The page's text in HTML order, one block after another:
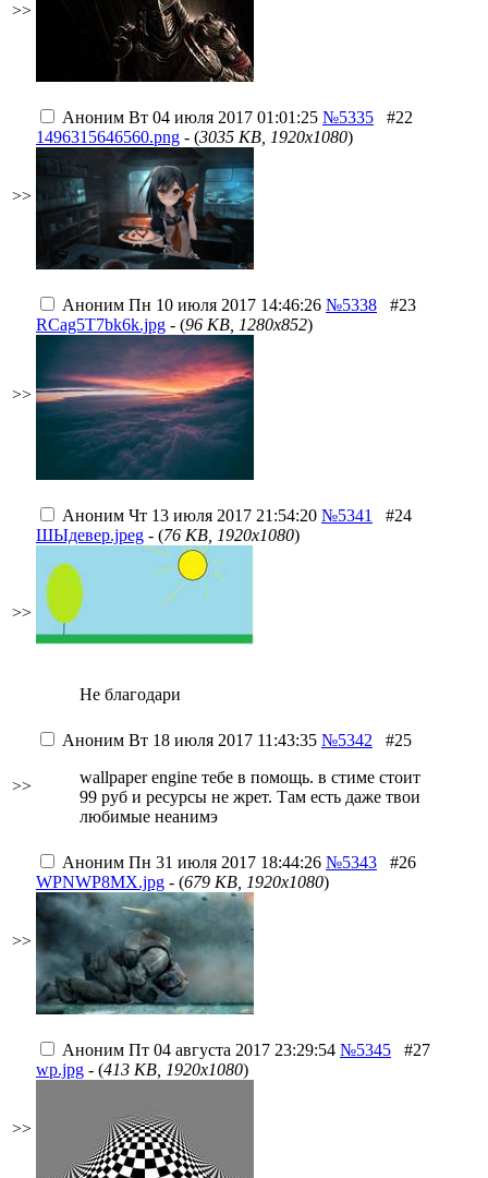
>>
>>
Аноним Вт 04 июля 2017 01:01:25 №5335
#22
1496315646560.png - (3035 KB, 1920x1080)
>>
Аноним Пн 10 июля 2017 14:46:26 №5338
#23
RCag5T7bk6k.jpg - (96 KB, 1280x852)
>>
Аноним Чт 13 июля 2017 21:54:20 №5341
#24
ШЫдевер.jpeg - (76 KB, 1920x1080)
Не благодари
>>
Аноним Вт 18 июля 2017 11:43:35 №5342
#25
wallpaper engine тебе в помощь. в стиме стоит
99 руб и ресурсы не жрет. Там есть даже твои
любимые неанимэ
>>
Аноним Пн 31 июля 2017 18:44:26 №5343
#26
WPNWP8MX.jpg - (679 KB, 1920x1080)
>>
Аноним Пт 04 августа 2017 23:29:54 №5345
#27
wp.jpg - (413 KB, 1920x1080)